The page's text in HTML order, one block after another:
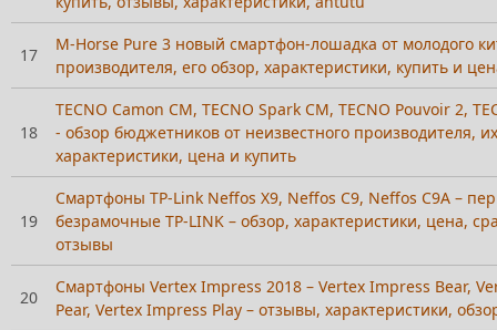
17
M-Horse Pure 3 новый смартфон-лошадка от молодого
производителя, его обзор, характеристики, купить и
18
TECNO Camon CM, TECNO Spark CM, TECNO Pouvoir 2,
- обзор бюджетников от неизвестного производителя,
характеристики, цена и купить
19
Смартфоны TP-Link Neffos X9, Neffos C9, Neffos C9A –
безрамочные TP-LINK – обзор, характеристики, цена,
отзывы
20
Смартфоны Vertex Impress 2018 – Vertex Impress Bear,
Pear, Vertex Impress Play – отзывы, характеристики,